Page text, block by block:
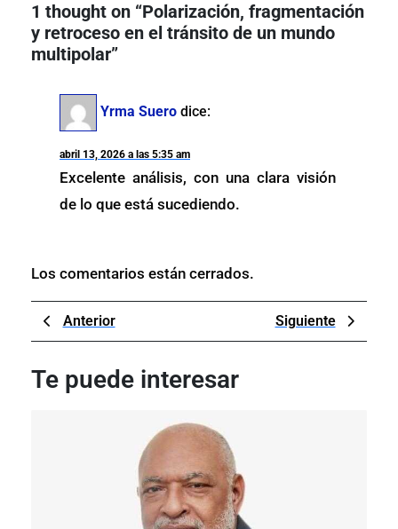
1 thought on “Polarización, fragmentación
y retroceso en el tránsito de un mundo
multipolar”
Yrma Suero dice:
abril 13, 2026 a las 5:35 am
Excelente análisis, con una clara visión
de lo que está sucediendo.
Los comentarios están cerrados.
Navegación
de
entradas
AnteriorPrevious
Post
Siguiente
Post
Te puede interesar